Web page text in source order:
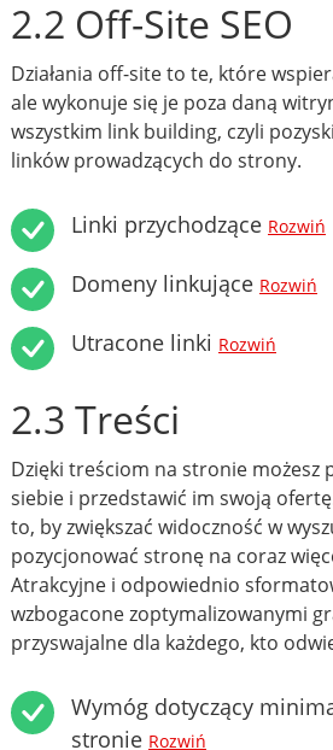
2.2 Off-Site SEO
Działania off-site to te, które
ale wykonuje się je poza daną
wszystkim link building, czyli
linków prowadzących do strony.
Linki przychodzące Rozwiń
Domeny linkujące Rozwiń
Utracone linki Rozwiń
2.3 Treści
Dzięki treściom na stronie możesz
siebie i przedstawić im swoją
to, by zwiększać widoczność w
pozycjonować stronę na coraz
Atrakcyjne i odpowiednio
wzbogacone zoptymalizowanymi
przyswajalne dla każdego, kto
Wymóg dotyczący
stronie Rozwiń